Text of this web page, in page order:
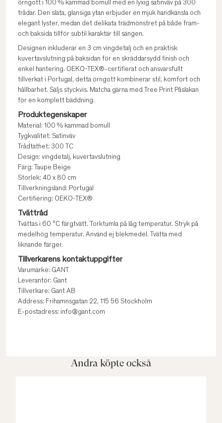
örngott i 100 % kammad bomull med en lyxig satinväv på 300
trådar. Den släta, glansiga ytan erbjuder en mjuk handkänsla och
elegant lyster, medan det delikata trädmönstret på både fram-
och baksida tillför subtil karaktär till sängen.
Designen inkluderar en 3 cm vingdetalj och en praktisk
kuvertavslutning på baksidan för en skräddarsydd finish och
enkel hantering. OEKO-TEX®-certifierat och ansvarsfullt
tillverkat i Portugal, detta örngott kombinerar stil, komfort och
hållbarhet. Säljs styckvis. Matcha gärna med Tree Print Påslakan
för en komplett bäddning.
Produktegenskaper
Material: 100 % kammad bomull
Tygkvalitet: Satinväv
Trådtäthet: 300 TC
Design: vingdetalj, kuvertavslutning
Färg: Taupe Beige
Storlek: 40 x 80 cm
Tillverkningsland: Portugal
Certifiering: OEKO-TEX®
Tvättråd
Tvättas i 60 °C färgtvätt. Torktumla på låg temperatur. Stryk på
medelhög temperatur. Använd ej blekmedel. Tvätta med
liknande färger.
Tillverkarens kontaktuppgifter
Varumärke: GANT
Leverantör: Gant
Tillverkare: Gant AB
Address: Frihamnsgatan 22, 115 56 Stockholm
E-postadress: info@gant.com
Andra köpte också